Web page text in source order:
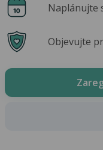
Naplánujte
Objevujte